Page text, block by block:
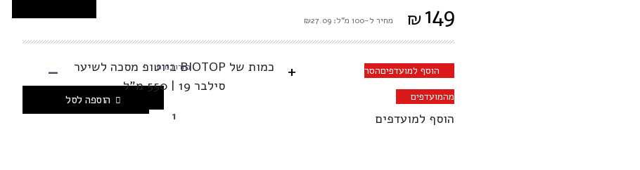
₪149 מחיר ל-100 מ"ל: ₪27.09
+
כמות של BIOTOP ביוטופ מסכה לשיער
סילבר 19 | 550 מ"ל
בחרו כמות -
הוספה לסל
הוסף למועדפיםהסר
מהמועדפים
הוסף למועדפים